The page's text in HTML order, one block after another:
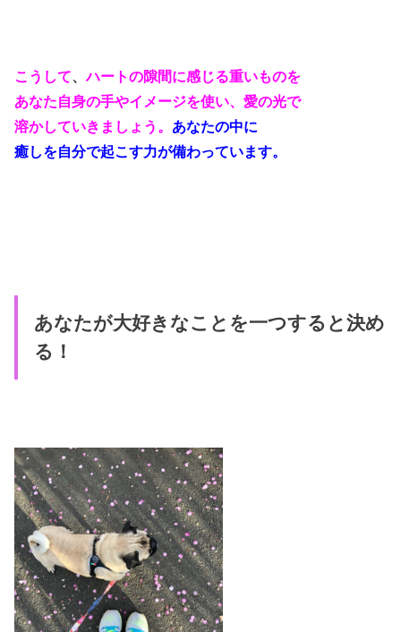
こうして
ハートの隙間に感じる重いものを
あなた自身の手やイメージを使い、愛の光で
溶かしていきましょう。 あなたの中に
癒しを自分で起こす力が備わっています。
あなたが大好きなことを一つすると決め
る！